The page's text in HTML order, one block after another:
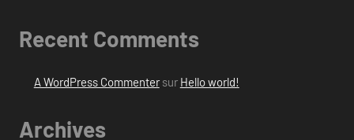
Recent Comments
A WordPress Commentersur Hello world!
Archives